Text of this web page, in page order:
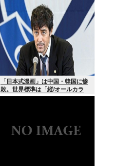
「日本式漫画」は中国・韓国に惨
敗。世界標準は「縦/オールカラ
ー」の”ウェブトゥーン”に